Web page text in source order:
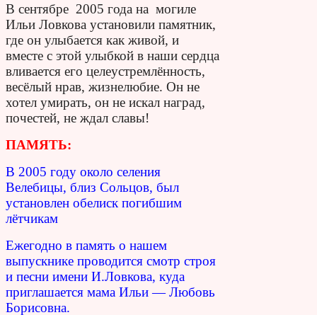
В сентябре 2005 года на могиле
Ильи Ловкова установили памятник,
где он улыбается как живой, и
вместе с этой улыбкой в наши сердца
вливается его целеустремлённость,
весёлый нрав, жизнелюбие. Он не
хотел умирать, он не искал наград,
почестей, не ждал славы!
ПАМЯТЬ:
В 2005 году около селения
Велебицы, близ Сольцов, был
установлен обелиск погибшим
лётчикам
Ежегодно в память о нашем
выпускнике проводится смотр строя
и песни имени И.Ловкова, куда
приглашается мама Ильи — Любовь
Борисовна.